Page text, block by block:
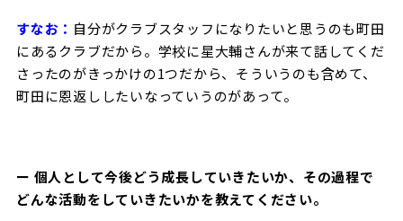
すなお： 自分がクラブスタッフになりたいと思うのも町田
にあるクラブだから。学校に星大輔さんが来て話してくだ
さったのがきっかけの1つだから、そういうのも含めて、
町田に恩返ししたいなっていうのがあって。
ー 個人として今後どう成長していきたいか、その過程で
どんな活動をしていきたいかを教えてください。